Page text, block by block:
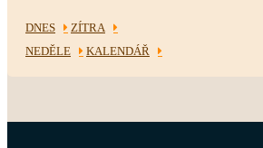
DNES
ZÍTRA
NEDĚLE
KALENDÁŘ